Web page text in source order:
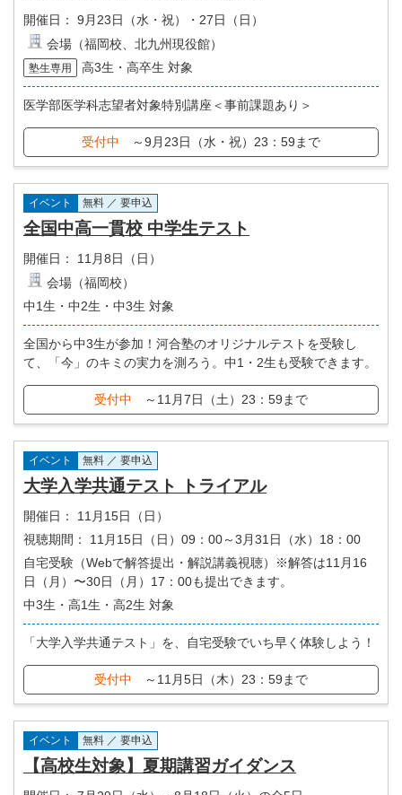
開催日：
9月23日（水・祝）・27日（日）
会場（福岡校、北九州現役館）
塾生専用 高3生・高卒生 対象
医学部医学科志望者対象特別講座＜事前課題あり＞
受付中 ～9月23日（水・祝）23：59まで
イベント 無料 ／ 要申込
全国中高一貫校 中学生テスト
開催日：
11月8日（日）
会場（福岡校）
中1生・中2生・中3生 対象
全国から中3生が参加！河合塾のオリジナルテストを受験し
て、「今」のキミの実力を測ろう。中1・2生も受験できます。
受付中 ～11月7日（土）23：59まで
イベント 無料 ／ 要申込
大学入学共通テスト トライアル
開催日：
11月15日（日）
視聴期間：
11月15日（日）09：00～3月31日（水）18：00
自宅受験（Webで解答提出・解説講義視聴）※解答は11月16
日（月）〜30日（月）17：00も提出できます。
中3生・高1生・高2生 対象
「大学入学共通テスト」を、自宅受験でいち早く体験しよう！
受付中 ～11月5日（木）23：59まで
イベント 無料 ／ 要申込
【高校生対象】夏期講習ガイダンス